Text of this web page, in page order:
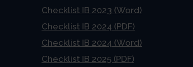
Checklist IB 2023 (Word)
Checklist IB 2024 (PDF)
Checklist IB 2024 (Word)
Checklist IB 2025 (PDF)